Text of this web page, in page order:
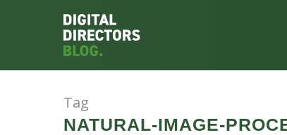
Tag
NATURAL-IMAGE-